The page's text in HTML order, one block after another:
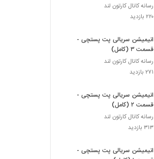
رسانه کانال کارتون لند
۲۲۰ بازدید
انیمیشن‌ سریالی پت پستچی -
قسمت ۳ (کامل)
رسانه کانال کارتون لند
۲۷۱ بازدید
انیمیشن‌ سریالی پت پستچی -
قسمت ۲ (کامل)
رسانه کانال کارتون لند
۳۱۳ بازدید
انیمیشن‌ سریالی پت پستچی -